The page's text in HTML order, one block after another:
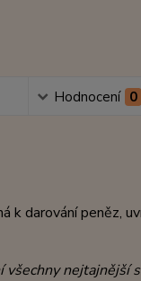
Hodnocení 0
k darování
nejtajnější